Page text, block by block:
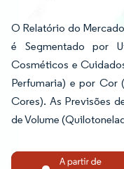
O Relatório do
é Segmentado por
Cosméticos e
Perfumaria) e por Cor
Cores). As Previsões
de Volume